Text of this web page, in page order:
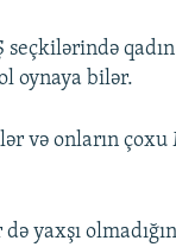
seçkilərində qadın
oynaya bilər.
və onların
yaxşı